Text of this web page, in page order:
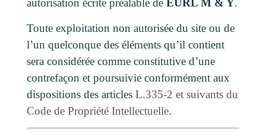
autorisation écrite préalable de EURL M & Y.
Toute exploitation non autorisée du site ou de
l’un quelconque des éléments qu’il contient
sera considérée comme constitutive d’une
contrefaçon et poursuivie conformément aux
dispositions des articles L.335-2 et suivants du
Code de Propriété Intellectuelle.